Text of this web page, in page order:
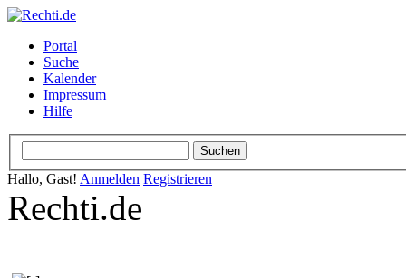
Portal
Suche
Kalender
Impressum
Hilfe
Hallo, Gast! Anmelden Registrieren
Rechti.de